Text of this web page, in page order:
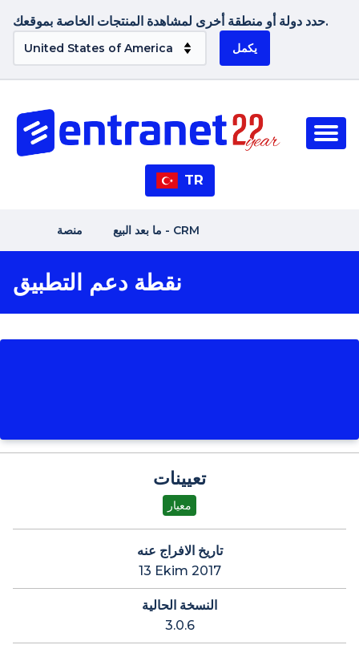
حدد دولة أو منطقة أخرى لمشاهدة المنتجات الخاصة بموقعك.
يكمل
TR
منصة ما بعد البيع - CRM
نقطة دعم التطبيق
تعيينات
معيار
تاريخ الافراج عنه
13 Ekim 2017
النسخة الحالية
3.0.6